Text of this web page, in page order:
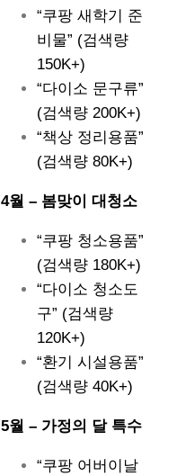
“쿠팡 새학기 준
비물” (검색량
150K+)
“다이소 문구류”
(검색량 200K+)
“책상 정리용품”
(검색량 80K+)
4월 – 봄맞이 대청소
“쿠팡 청소용품”
(검색량 180K+)
“다이소 청소도
구” (검색량
120K+)
“환기 시설용품”
(검색량 40K+)
5월 – 가정의 달 특수
“쿠팡 어버이날